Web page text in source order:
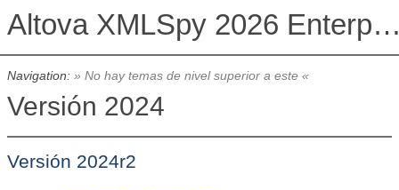
Altova XMLSpy 2026
Navigation: » No hay temas de nivel superior a este «
Versión 2024
Versión 2024r2